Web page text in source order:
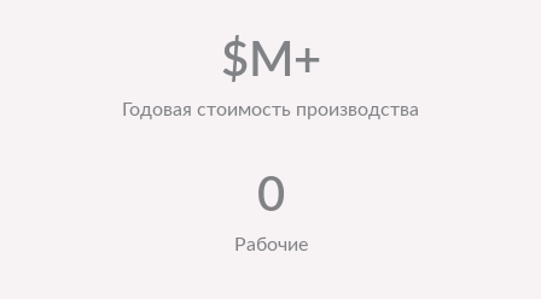
Годовая стоимость производства
$ M+
Рабочие
0